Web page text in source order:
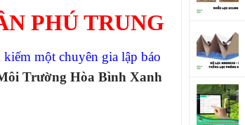
PHÚ TRUNG
một chuyên gia lập báo
Trường Hòa Bình Xanh